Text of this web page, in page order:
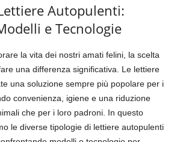
Autopulenti:
e Tecnologie
la vita dei nostri amati felini, la scelta
una differenza significativa. Le lettiere
una soluzione sempre più popolare per i
convenienza, igiene e una riduzione
che per i loro padroni. In questo
le diverse tipologie di lettiere autopulenti